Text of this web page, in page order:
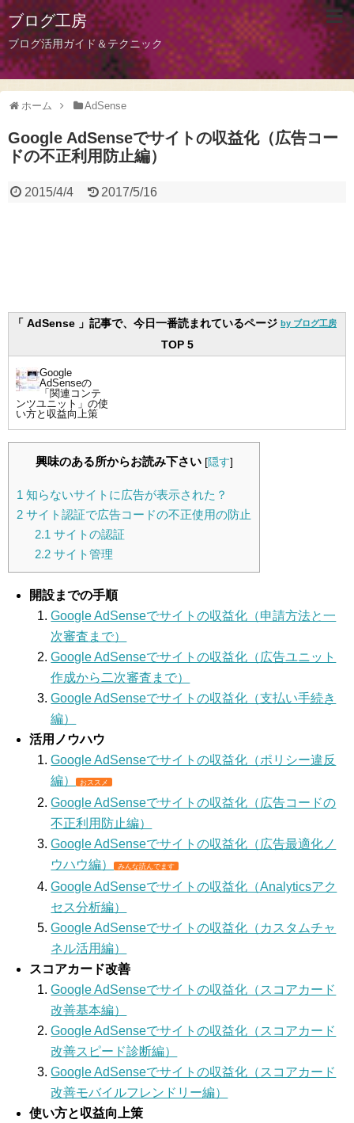
ブログ工房
ブログ活用ガイド＆テクニック
ホーム AdSense
Google AdSenseでサイトの収益化（広告コー
ドの不正利用防止編）
2015/4/4 2017/5/16
by ブログ工房
「 AdSense 」記事で、今日一番読まれているページ
TOP 5
Google
AdSenseの
「関連コンテ
ンツユニット」の使
い方と収益向上策
興味のある所からお読み下さい [隠す]
1 知らないサイトに広告が表示された？
2 サイト認証で広告コードの不正使用の防止
2.1 サイトの認証
2.2サイト管理
開設までの手順
Google AdSenseでサイトの収益化（申請方法と一
次審査まで）
Google AdSenseでサイトの収益化（広告ユニット
作成から二次審査まで）
Google AdSenseでサイトの収益化（支払い手続き
編）
活用ノウハウ
Google AdSenseでサイトの収益化（ポリシー違反
編） おススメ
Google AdSenseでサイトの収益化（広告コードの
不正利用防止編）
Google AdSenseでサイトの収益化（広告最適化ノ
ウハウ編） みんな読んでます
Google AdSenseでサイトの収益化（Analyticsアク
セス分析編）
Google AdSenseでサイトの収益化（カスタムチャ
ネル活用編）
スコアカード改善
Google AdSenseでサイトの収益化（スコアカード
改善基本編）
Google AdSenseでサイトの収益化（スコアカード
改善スピード診断編）
Google AdSenseでサイトの収益化（スコアカード
改善モバイルフレンドリー編）
使い方と収益向上策